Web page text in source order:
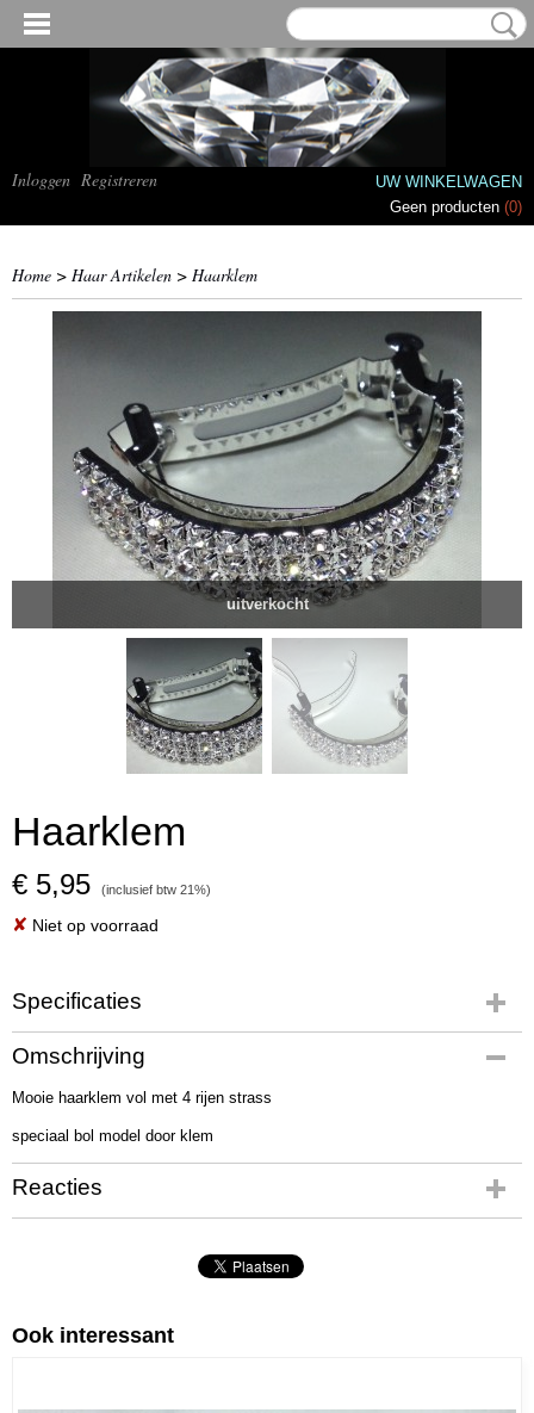
Inloggen Registreren
UW WINKELWAGEN
Geen producten (0)
Home > Haar Artikelen > Haarklem
uitverkocht
Haarklem
€ 5,95 (inclusief btw 21%)
✘ Niet op voorraad
Specificaties
Productcode
07207
Netto gewicht
Bruto gewicht
Omschrijving
Mooie haarklem vol met 4 rijen strass
speciaal bol model door klem
Reacties
Ook interessant